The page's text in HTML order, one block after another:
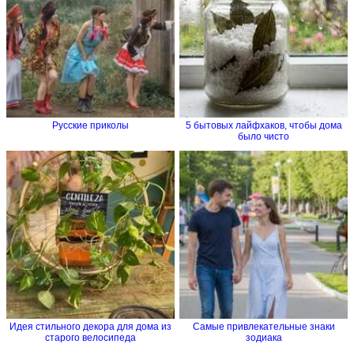
Русские приколы
5 бытовых лайфхаков, чтобы дома
было чисто
Идея стильного декора для дома из
старого велосипеда
Самые привлекательные знаки
зодиака